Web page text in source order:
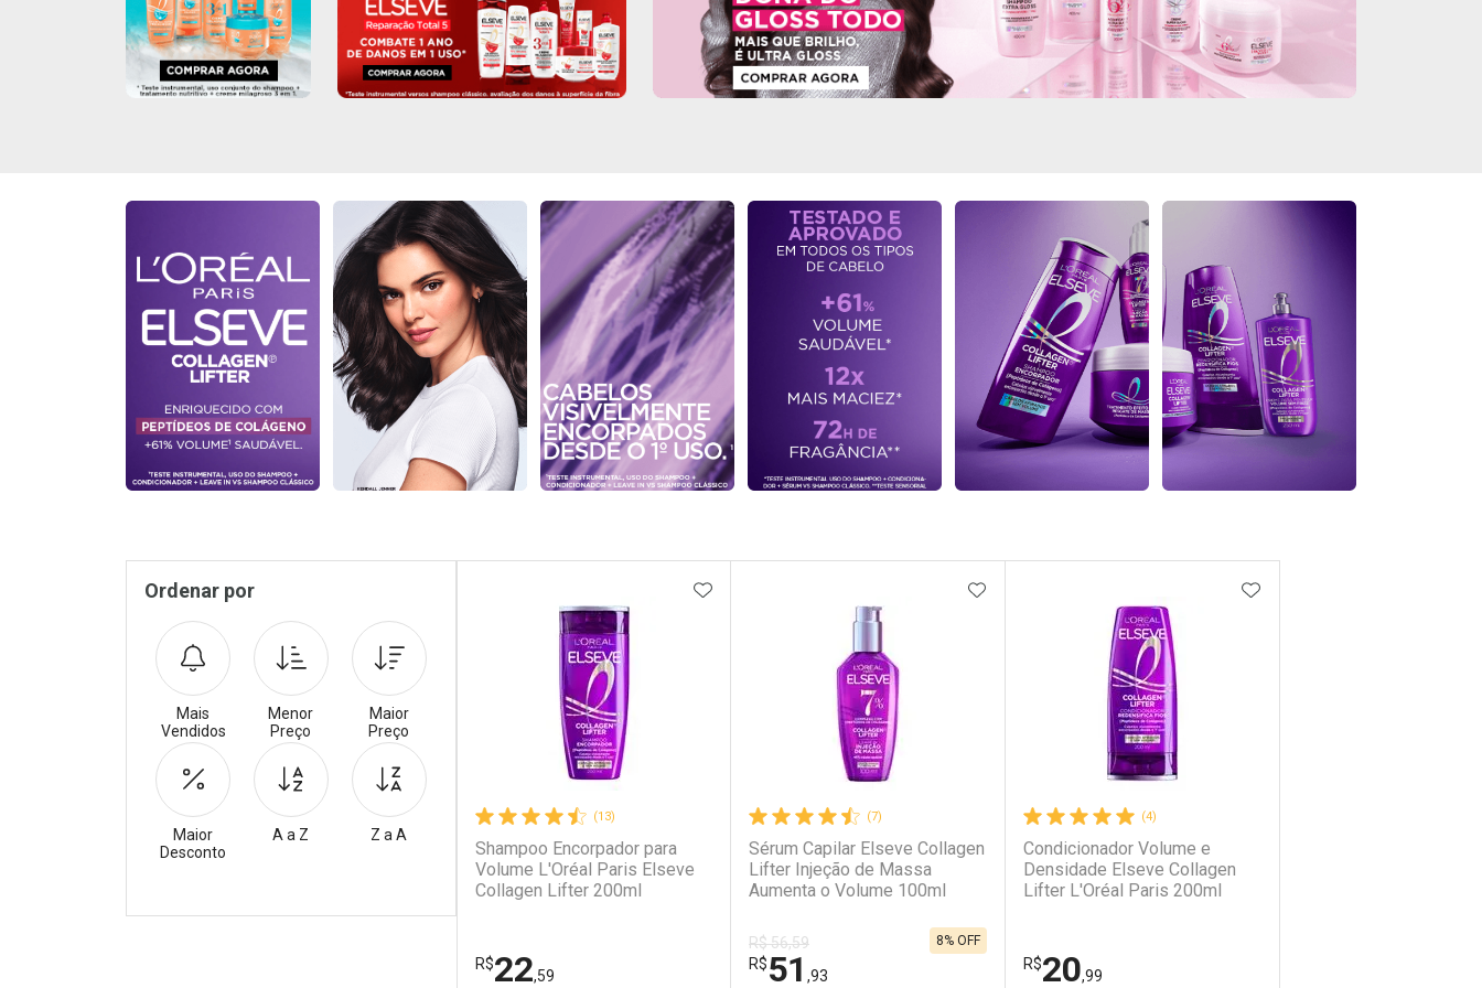
(13)
Shampoo Encorpador para
Volume L'Oréal Paris Elseve
Collagen Lifter 200ml
R$22,59
ADICIONAR AOS FAVORITOS
(7)
Sérum Capilar Elseve Collagen
Lifter Injeção de Massa
Aumenta o Volume 100ml
R$ 56,59
R$51 ,93
8% OFF
ADICIONAR AOS FAVORITOS
(4)
Condicionador Volume e
Densidade Elseve Collagen
Lifter L'Oréal Paris 200ml
R$20,99
ADICIONAR AOS
Sidebar
Ordenar por
Mais
Vendidos
Menor
Preço
Maior
Preço
Maior
Desconto
A a Z Z a A